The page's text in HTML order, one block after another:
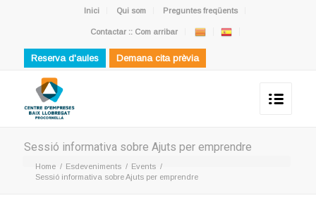
Inici Qui som Preguntes freqüents
Contactar :: Com arribar
Reserva d'aules Demana cita prèvia
Sessió informativa sobre Ajuts per emprendre
Home / Esdeveniments / Events /
Sessió informativa sobre Ajuts per emprendre